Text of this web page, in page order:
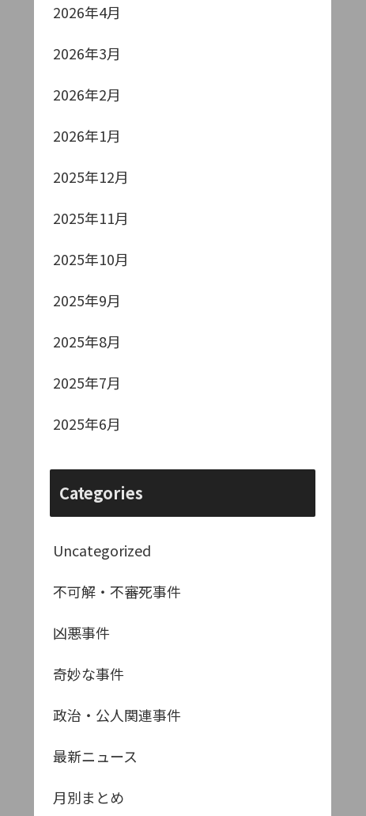
2026年4月
2026年3月
2026年2月
2026年1月
2025年12月
2025年11月
2025年10月
2025年9月
2025年8月
2025年7月
2025年6月
Categories
Uncategorized
不可解・不審死事件
凶悪事件
奇妙な事件
政治・公人関連事件
最新ニュース
月別まとめ